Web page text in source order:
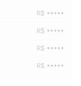
R$ •••••
R$ •••••
R$ •••••
R$ •••••